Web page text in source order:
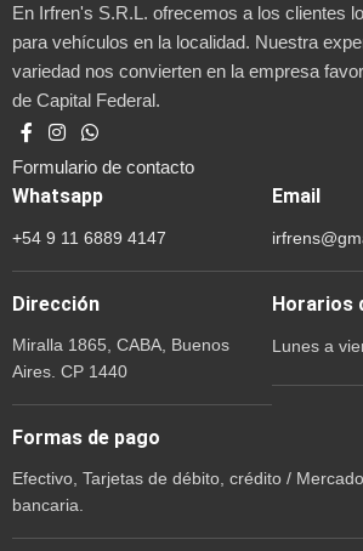
En Irfren's S.R.L. ofrecemos a los clientes
para vehículos en la localidad. Nuestra
variedad nos convierten en la empresa
de Capital Federal.
Formulario de contacto
Whatsapp
+54 9 11 6889 4147
Email
Dirección
Miralla 1865, CABA, Buenos
Aires. CP 1440
Horarios
Lunes a
Formas de pago
Efectivo, Tarjetas de débito, crédito /
bancaria.